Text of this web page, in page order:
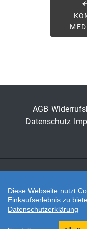
AGB
Datenschutz
Twitter
Diese Webseite nutzt
Einkaufserlebnis zu
Datenschutzerklärung